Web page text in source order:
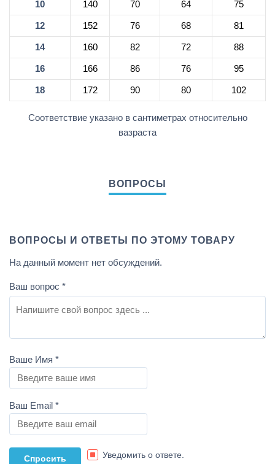
10 140 70 64 75
12 152 76 68 81
14 160 82 72 88
16 166 86 76 95
18 172 90 80 102
Соответствие указано в сантиметрах относительно
вазраста
ВОПРОСЫ И ОТВЕТЫ ПО ЭТОМУ ТОВАРУ
На данный момент нет обсуждений.
Ваш вопрос *
Ваше Имя *
Ваш Email *
Уведомить о ответе.